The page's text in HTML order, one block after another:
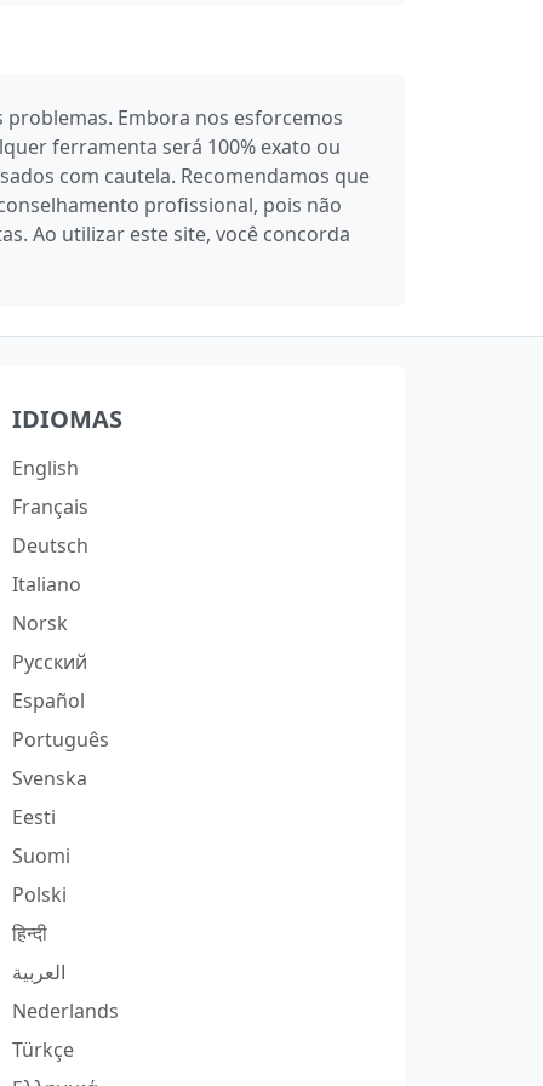
Embora nos esforcemos
ferramenta será 100% exato ou
com cautela. Recomendamos que
profissional, pois não
Ao utilizar este site, você concorda
IDIOMAS
English
Français
Deutsch
Italiano
Norsk
Русский
Español
Português
Svenska
Eesti
Suomi
Polski
हिन्दी
العربية
Nederlands
Türkçe